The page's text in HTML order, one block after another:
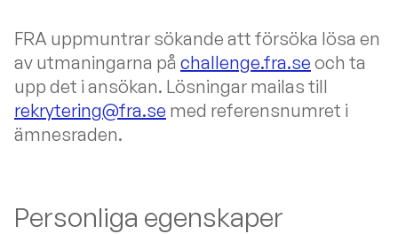
FRA uppmuntrar sökande att försöka lösa en
av utmaningarna på challenge.fra.se och ta
upp det i ansökan. Lösningar mailas till
rekrytering@fra.se med referensnumret i
ämnesraden.
Personliga egenskaper